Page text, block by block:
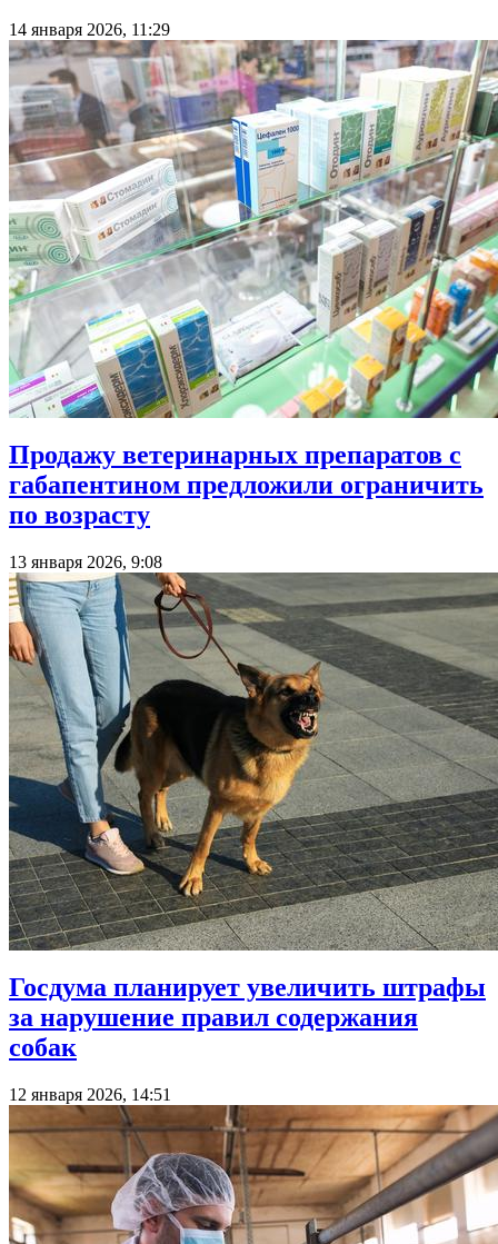
14 января 2026, 11:29
Продажу ветеринарных препаратов с
габапентином предложили ограничить
по возрасту
13 января 2026, 9:08
Госдума планирует увеличить штрафы
за нарушение правил содержания
собак
12 января 2026, 14:51